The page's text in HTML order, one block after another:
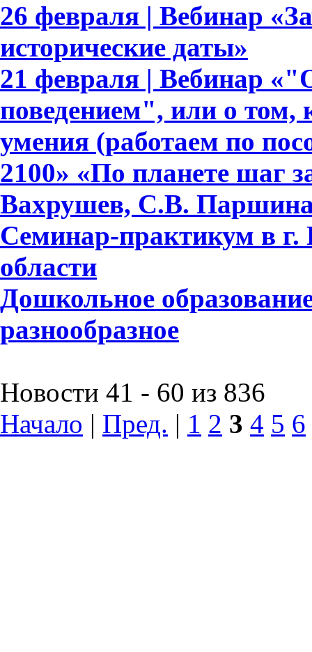
26 февраля | Вебинар
исторические даты»
21 февраля | Вебинар
поведением", или о том,
умения (работаем по
2100» «По планете шаг
Вахрушев, С.В.
Семинар-практикум в
области
Дошкольное
разнообразное
Новости 41 - 60 из 836
Начало | Пред. | 1 2 3 4 5 6